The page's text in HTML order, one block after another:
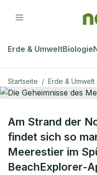
Erde & UmweltBiologie
Startseite / Erde & Umwelt
ERDE &
Die
App entdecken
Am Strand der
findet sich so
Meerestier im
BeachExplorer-